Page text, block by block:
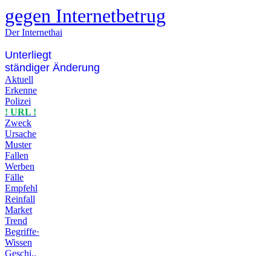
gegen Internetbetrug
Der Internethai
Unterliegt
ständiger Änderung
Aktuell
Erkenne
Polizei
! URL !
Zweck
Ursache
Muster
Fallen
Werben
Fälle
Empfehl
Reinfall
Market
Trend
Begriffe·
Wissen
Geschi..